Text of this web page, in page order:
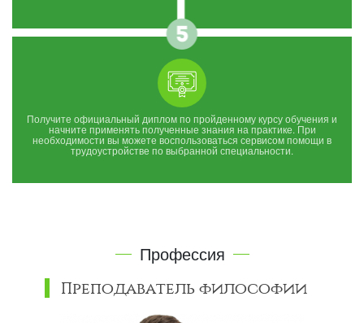
Получите официальный диплом по пройденному курсу обучения и
начните применять полученные знания на практике. При
необходимости вы можете воспользоваться сервисом помощи в
трудоустройстве по выбранной специальности.
Профессия
Преподаватель философии